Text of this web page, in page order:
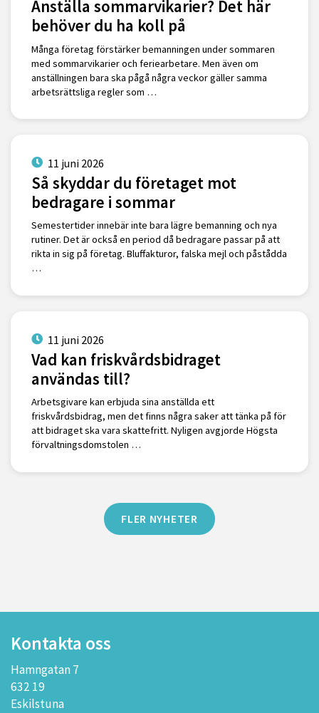
Anställa sommarvikarier? Det här
behöver du ha koll på
Många företag förstärker bemanningen under sommaren
med sommarvikarier och feriearbetare. Men även om
anställningen bara ska pågå några veckor gäller samma
arbetsrättsliga regler som …
11 juni 2026
Så skyddar du företaget mot
bedragare i sommar
Semestertider innebär inte bara lägre bemanning och nya
rutiner. Det är också en period då bedragare passar på att
rikta in sig på företag. Bluffakturor, falska mejl och påstådda
…
11 juni 2026
Vad kan friskvårdsbidraget
användas till?
Arbetsgivare kan erbjuda sina anställda ett
friskvårdsbidrag, men det finns några saker att tänka på för
att bidraget ska vara skattefritt. Nyligen avgjorde Högsta
förvaltningsdomstolen …
FLER NYHETER
Kontakta oss
Hamngatan 7
632 19
Eskilstuna